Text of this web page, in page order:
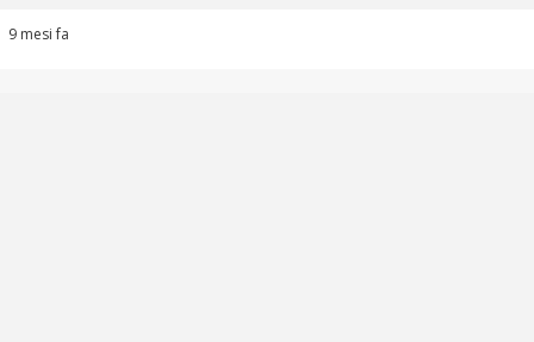
9 mesi fa